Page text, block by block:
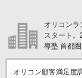
オリコンラ
スタート
導塾 首都
オリコン顧客満足度